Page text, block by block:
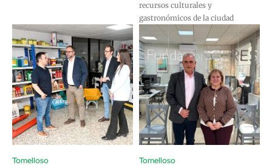
recursos culturales y
gastronómicos de la ciudad
Tomelloso Tomelloso